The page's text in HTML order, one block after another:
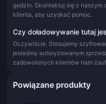
godzin. Skontaktuj się z naszym
klienta, aby uzyskać pomoc.
Czy doładowywanie tutaj
Oczywiście. Stosujemy
jesteśmy autoryzowanym
zadowolonych klientów nam
Powiązane produkty